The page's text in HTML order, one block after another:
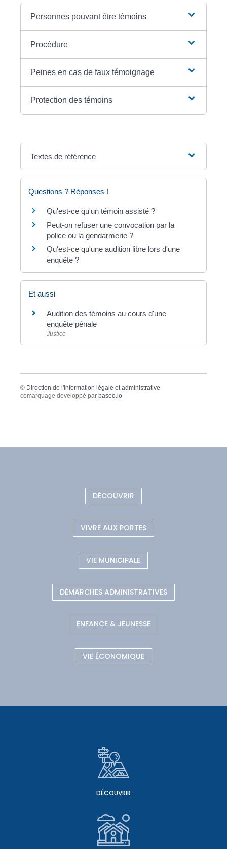
Personnes pouvant être témoins
Procédure
Peines en cas de faux témoignage
Protection des témoins
Textes de référence
Questions ? Réponses !
Qu'est-ce qu'un témoin assisté ?
Peut-on refuser une convocation par la
police ou la gendarmerie ?
Qu'est-ce qu'une audition libre lors d'une
enquête ?
Et aussi
Audition des témoins au cours d'une
enquête pénale
Justice
© Direction de l'information légale et administrative
comarquage developpé par baseo.io
DÉCOUVRIR
VIVRE AUX PORTES
VIE MUNICIPALE
DÉMARCHES ADMINISTRATIVES
ENFANCE & JEUNESSE
VIE ÉCONOMIQUE
DÉCOUVRIR